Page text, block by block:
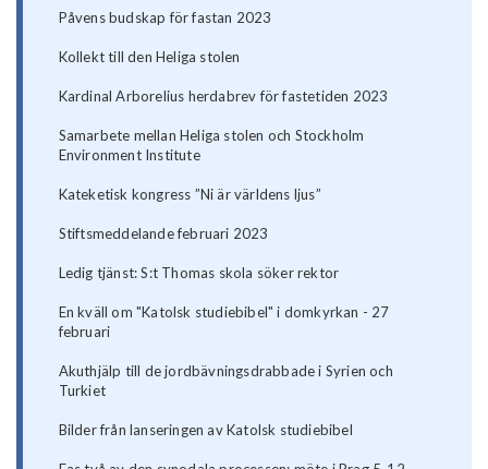
Påvens budskap för fastan 2023
Kollekt till den Heliga stolen
Kardinal Arborelius herdabrev för fastetiden 2023
Samarbete mellan Heliga stolen och Stockholm
Environment Institute
Kateketisk kongress ”Ni är världens ljus”
Stiftsmeddelande februari 2023
Ledig tjänst: S:t Thomas skola söker rektor
En kväll om "Katolsk studiebibel" i domkyrkan - 27
februari
Akuthjälp till de jordbävningsdrabbade i Syrien och
Turkiet
Bilder från lanseringen av Katolsk studiebibel